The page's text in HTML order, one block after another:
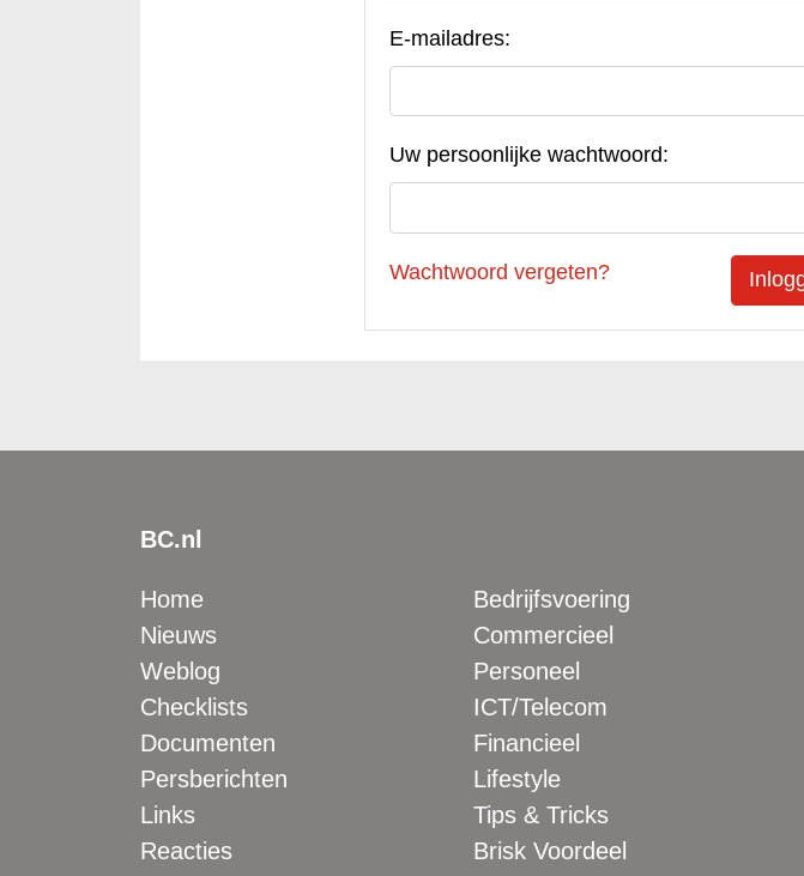
E-mailadres:
Uw persoonlijke wachtwoord:
Wachtwoord vergeten?
BC.nl
Home
Nieuws
Weblog
Checklists
Documenten
Persberichten
Links
Reacties
Bedrijfsvoering
Commercieel
Personeel
ICT/Telecom
Financieel
Lifestyle
Tips & Tricks
Brisk Voordeel